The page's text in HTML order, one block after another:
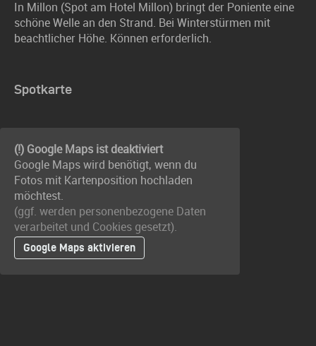
In Millon (Spot am Hotel Millon) bringt der Poniente eine
schöne Welle an den Strand. Bei Winterstürmen mit
beachtlicher Höhe. Können erforderlich.
Spotkarte
(!) Google Maps ist deaktiviert
Google Maps wird benötigt, wenn du
Fotos mit Kartenposition hochladen
möchtest.
(ggf. werden personen­bezogene Daten
verarbeitet und Cookies gesetzt).
Google Maps aktivieren